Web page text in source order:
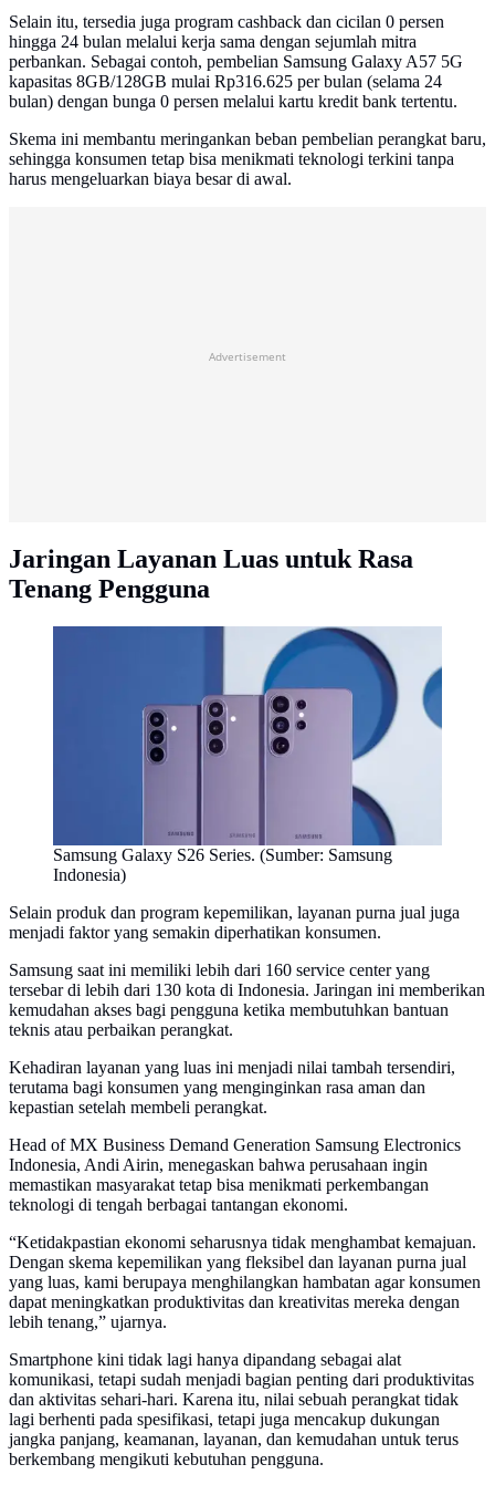
Selain itu, tersedia juga program cashback dan cicilan 0 persen
hingga 24 bulan melalui kerja sama dengan sejumlah mitra
perbankan. Sebagai contoh, pembelian Samsung Galaxy A57 5G
kapasitas 8GB/128GB mulai Rp316.625 per bulan (selama 24
bulan) dengan bunga 0 persen melalui kartu kredit bank tertentu.
Skema ini membantu meringankan beban pembelian perangkat baru,
sehingga konsumen tetap bisa menikmati teknologi terkini tanpa
harus mengeluarkan biaya besar di awal.
Advertisement
Jaringan Layanan Luas untuk Rasa
Tenang Pengguna
Samsung Galaxy S26 Series. (Sumber: Samsung
Indonesia)
Selain produk dan program kepemilikan, layanan purna jual juga
menjadi faktor yang semakin diperhatikan konsumen.
Samsung saat ini memiliki lebih dari 160 service center yang
tersebar di lebih dari 130 kota di Indonesia. Jaringan ini memberikan
kemudahan akses bagi pengguna ketika membutuhkan bantuan
teknis atau perbaikan perangkat.
Kehadiran layanan yang luas ini menjadi nilai tambah tersendiri,
terutama bagi konsumen yang menginginkan rasa aman dan
kepastian setelah membeli perangkat.
Head of MX Business Demand Generation Samsung Electronics
Indonesia, Andi Airin, menegaskan bahwa perusahaan ingin
memastikan masyarakat tetap bisa menikmati perkembangan
teknologi di tengah berbagai tantangan ekonomi.
“Ketidakpastian ekonomi seharusnya tidak menghambat kemajuan.
Dengan skema kepemilikan yang fleksibel dan layanan purna jual
yang luas, kami berupaya menghilangkan hambatan agar konsumen
dapat meningkatkan produktivitas dan kreativitas mereka dengan
lebih tenang,” ujarnya.
Smartphone kini tidak lagi hanya dipandang sebagai alat
komunikasi, tetapi sudah menjadi bagian penting dari produktivitas
dan aktivitas sehari-hari. Karena itu, nilai sebuah perangkat tidak
lagi berhenti pada spesifikasi, tetapi juga mencakup dukungan
jangka panjang, keamanan, layanan, dan kemudahan untuk terus
berkembang mengikuti kebutuhan pengguna.